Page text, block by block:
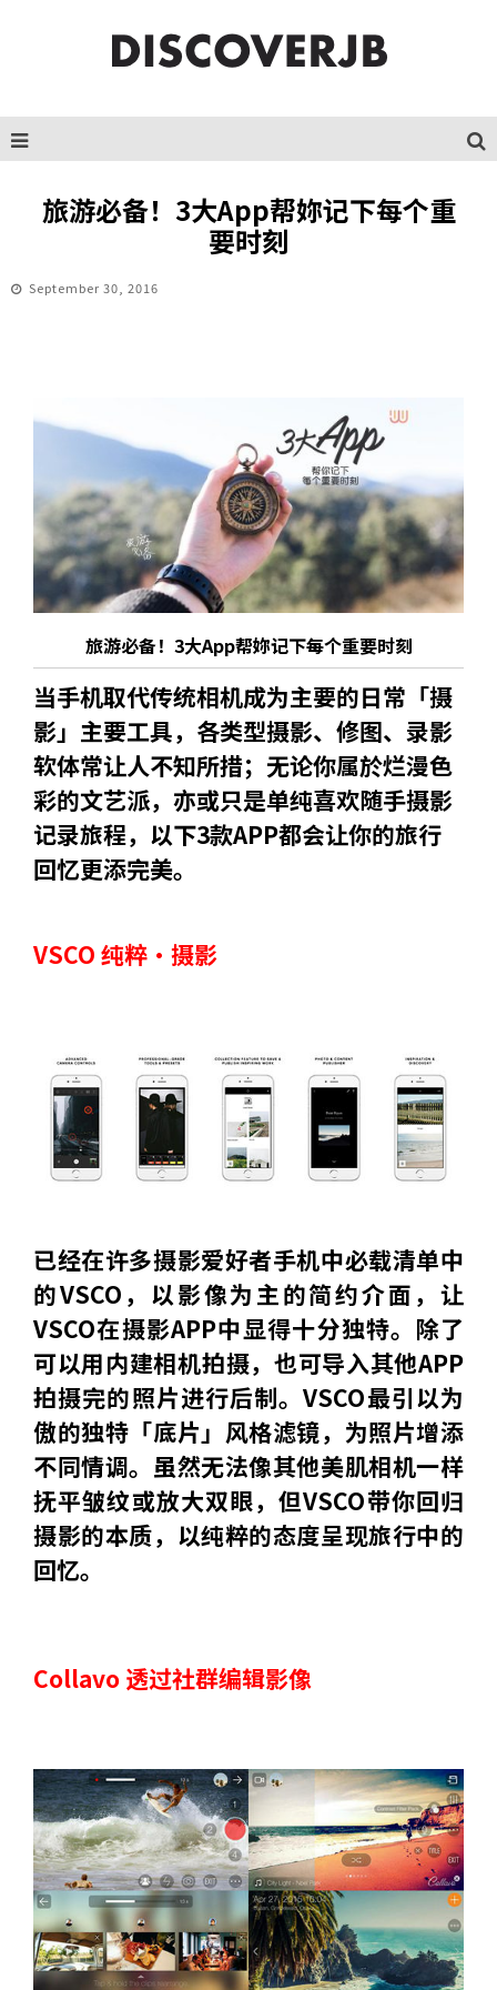
旅游必备！3大App帮妳记下每个重
要时刻
September 30, 2016
旅游必备！3大App帮妳记下每个重要时刻
当手机取代传统相机成为主要的日常「摄
影」主要工具，各类型摄影、修图、录影
软体常让人不知所措；无论你属於烂漫色
彩的文艺派，亦或只是单纯喜欢随手摄影
记录旅程，以下3款APP都会让你的旅行
回忆更添完美。
VSCO 纯粹·摄影
已经在许多摄影爱好者手机中必载清单中
的VSCO，以影像为主的简约介面，让
VSCO在摄影APP中显得十分独特。除了
可以用内建相机拍摄，也可导入其他APP
拍摄完的照片进行后制。VSCO最引以为
傲的独特「底片」风格滤镜，为照片增添
不同情调。虽然无法像其他美肌相机一样
抚平皱纹或放大双眼，但VSCO带你回归
摄影的本质，以纯粹的态度呈现旅行中的
回忆。
Collavo 透过社群编辑影像